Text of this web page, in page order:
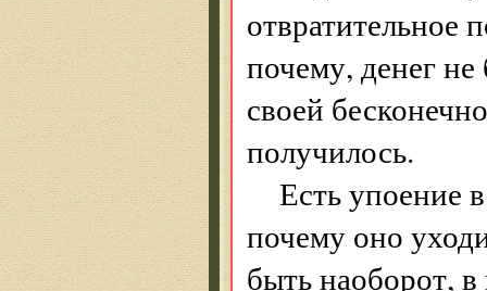
отвратительное
почему, денег
своей
получилось.
Есть упоение
почему оно
быть наоборот, в